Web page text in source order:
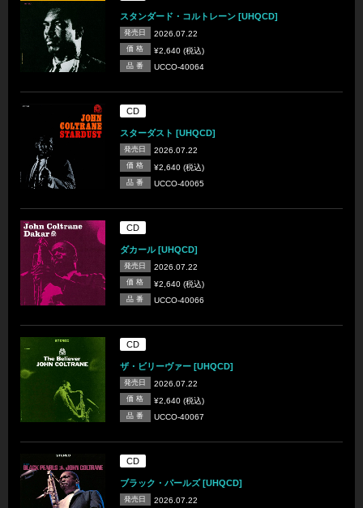
スタンダード・コルトレーン [UHQCD]
発売日 2026.07.22
価 格 ¥2,640 (税込)
品 番 UCCO-40064
CD
スターダスト [UHQCD]
発売日 2026.07.22
価 格 ¥2,640 (税込)
品 番 UCCO-40065
CD
ダカール [UHQCD]
発売日 2026.07.22
価 格 ¥2,640 (税込)
品 番 UCCO-40066
CD
ザ・ビリーヴァー [UHQCD]
発売日 2026.07.22
価 格 ¥2,640 (税込)
品 番 UCCO-40067
CD
ブラック・パールズ [UHQCD]
発売日 2026.07.22